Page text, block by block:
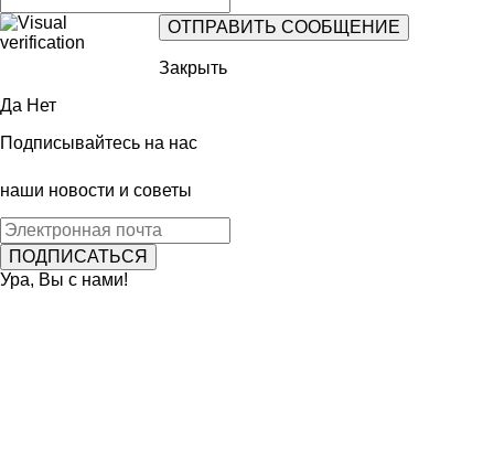
Закрыть
Да Нет
Подписывайтесь на нас
наши новости и советы
Ура, Вы с нами!